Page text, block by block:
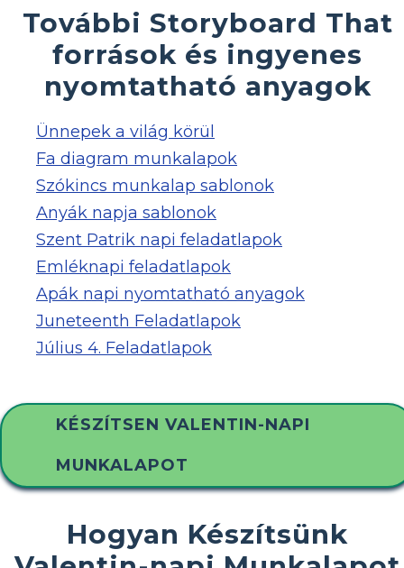
További Storyboard That
források és ingyenes
nyomtatható anyagok
Ünnepek a világ körül
Fa diagram munkalapok
Szókincs munkalap sablonok
Anyák napja sablonok
Szent Patrik napi feladatlapok
Emléknapi feladatlapok
Apák napi nyomtatható anyagok
Juneteenth Feladatlapok
Július 4. Feladatlapok
KÉSZÍTSEN VALENTIN-NAPI
MUNKALAPOT
Hogyan Készítsünk